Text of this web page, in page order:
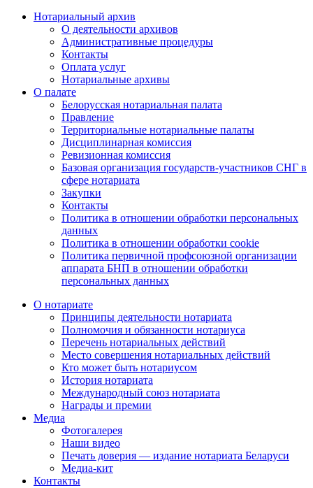
Нотариальный архив
О деятельности архивов
Административные процедуры
Контакты
Оплата услуг
Нотариальные архивы
О палате
Белорусская нотариальная палата
Правление
Территориальные нотариальные палаты
Дисциплинарная комиссия
Ревизионная комиссия
Базовая организация государств-участников СНГ в
сфере нотариата
Закупки
Контакты
Политика в отношении обработки персональных
данных
Политика в отношении обработки cookie
Политика первичной профсоюзной организации
аппарата БНП в отношении обработки
персональных данных
О нотариате
Принципы деятельности нотариата
Полномочия и обязанности нотариуса
Перечень нотариальных действий
Место совершения нотариальных действий
Кто может быть нотариусом
История нотариата
Международный союз нотариата
Награды и премии
Медиа
Фотогалерея
Наши видео
Печать доверия — издание нотариата Беларуси
Медиа-кит
Контакты